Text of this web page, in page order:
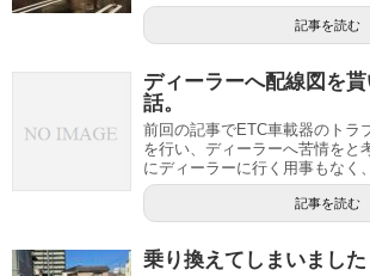
記事を読む
ディーラーへ配線図を
話。
前回の記事でETC車載器のトラ
を行い、ディーラーへ苦情をと
にディーラーに行く用事もなく
記事を読む
乗り換えてしまいました